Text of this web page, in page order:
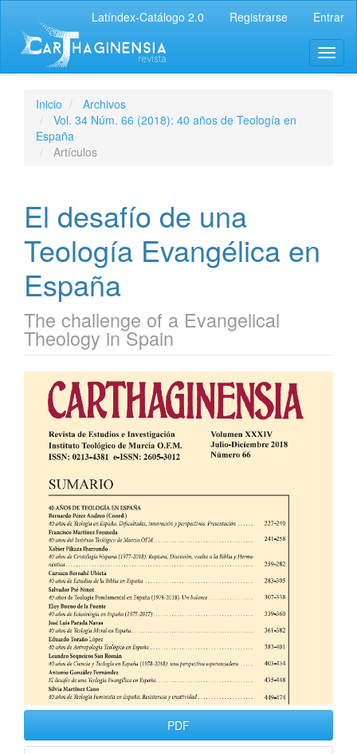
Latíndex-Catálogo 2.0 Registrarse Entrar
Inicio
Archivos
Vol. 34 Núm. 66 (2018): 40 años de Teología en
España
Artículos
El desafío de una
Teología Evangélica en
España
The challenge of a Evangelical
Theology in Spain
PDF